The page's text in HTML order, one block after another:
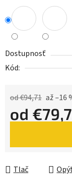
Dostupnosť
Kód:
od €94,71 až –16
od
Tlač